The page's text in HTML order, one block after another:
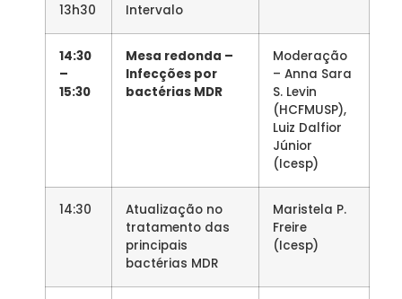
13h30 Intervalo
14:30
–
15:30
Mesa redonda –
Infecções por
bactérias MDR
Moderação
– Anna Sara
S. Levin
(HCFMUSP),
Luiz Dalfior
Júnior
(Icesp)
14:30
Atualização no
tratamento das
principais
bactérias MDR
Maristela P.
Freire
(Icesp)